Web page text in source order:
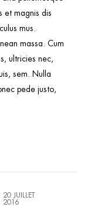
et magnis dis
mus.
massa. Cum
ultricies nec,
sem. Nulla
pede justo,
20 JUILLET
2016